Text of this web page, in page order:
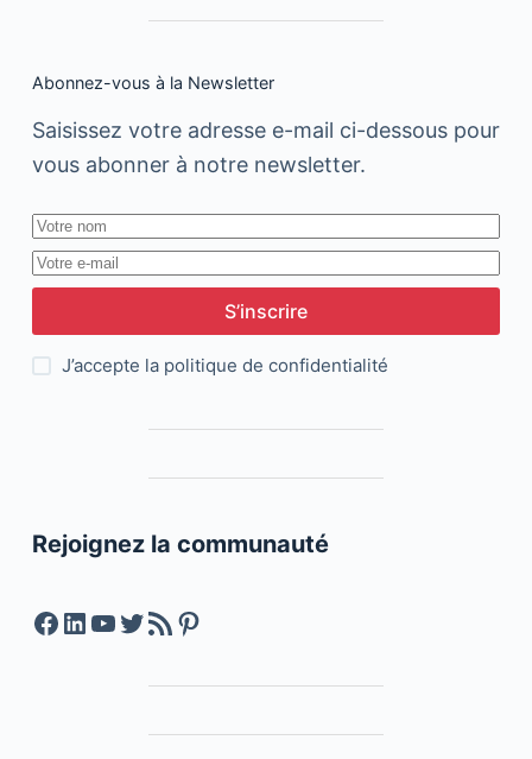
Abonnez-vous à la Newsletter
Saisissez votre adresse e-mail ci-dessous pour
vous abonner à notre newsletter.
S’inscrire
J’accepte la politique de confidentialité
Rejoignez la communauté
Facebook
LinkedIn
YouTube
Twitter
Feed RSSPinterest